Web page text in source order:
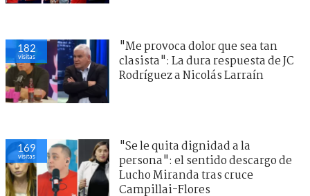
182
visitas
"Me provoca dolor que sea tan
clasista": La dura respuesta de JC
Rodríguez a Nicolás Larraín
169
visitas
"Se le quita dignidad a la
persona": el sentido descargo de
Lucho Miranda tras cruce
Campillai-Flores